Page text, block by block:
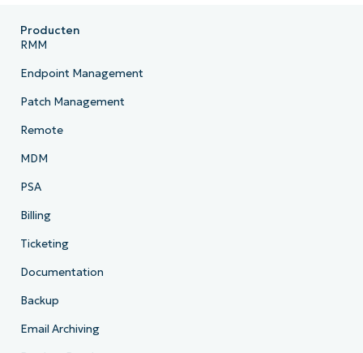
Producten
RMM
Endpoint Management
Patch Management
Remote
MDM
PSA
Billing
Ticketing
Documentation
Backup
Email Archiving